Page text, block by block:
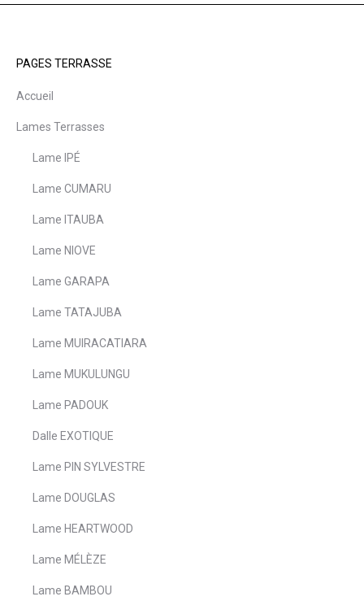
PAGES TERRASSE
Accueil
Lames Terrasses
Lame IPÉ
Lame CUMARU
Lame ITAUBA
Lame NIOVE
Lame GARAPA
Lame TATAJUBA
Lame MUIRACATIARA
Lame MUKULUNGU
Lame PADOUK
Dalle EXOTIQUE
Lame PIN SYLVESTRE
Lame DOUGLAS
Lame HEARTWOOD
Lame MÉLÈZE
Lame BAMBOU